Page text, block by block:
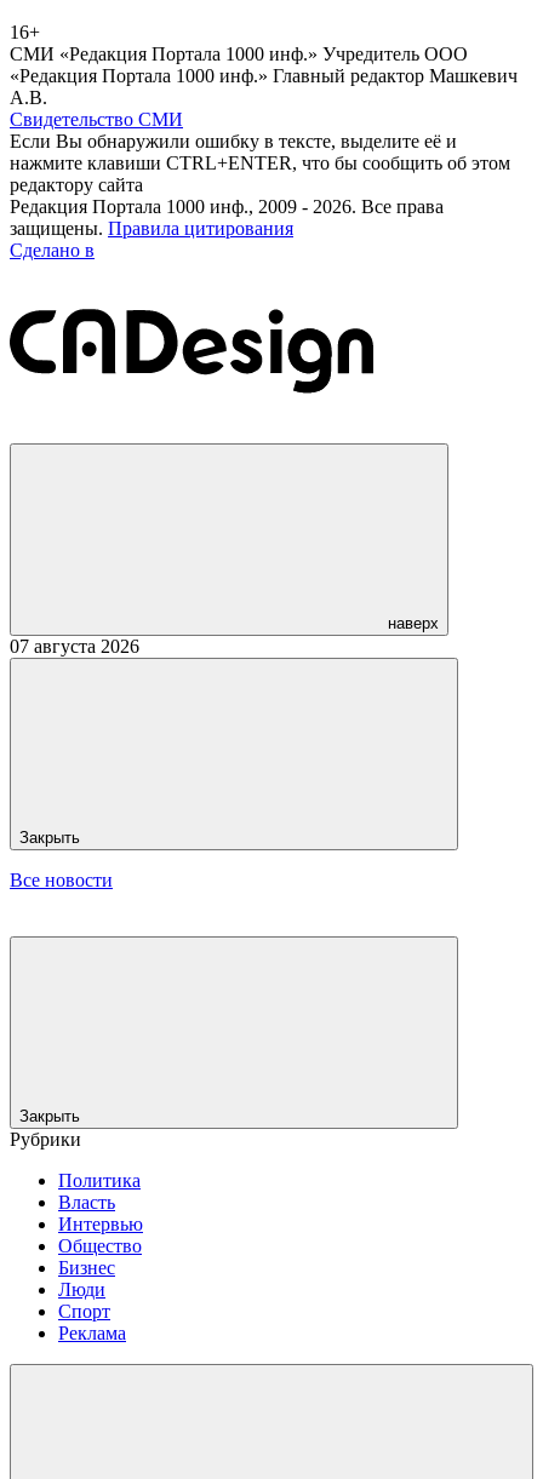
16+
СМИ «Редакция Портала 1000 инф.» Учредитель ООО
«Редакция Портала 1000 инф.» Главный редактор Машкевич
А.В.
Свидетельство СМИ
Если Вы обнаружили ошибку в тексте, выделите её и
нажмите клавиши CTRL+ENTER, что бы сообщить об этом
редактору сайта
Редакция Портала 1000 инф., 2009 - 2026. Все права
защищены. Правила цитирования
Сделано в
наверх
07 августа 2026
Закрыть
Все новости
Закрыть
Рубрики
Политика
Власть
Интервью
Общество
Бизнес
Люди
Спорт
Реклама